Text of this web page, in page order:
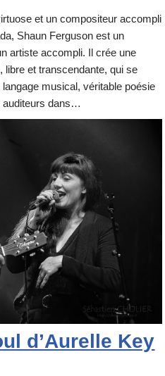
et un compositeur accompli
Shaun Ferguson est un
artiste accompli. Il crée une
libre et transcendante, qui se
musical, véritable poésie
auditeurs dans…
d’Aurelle Key